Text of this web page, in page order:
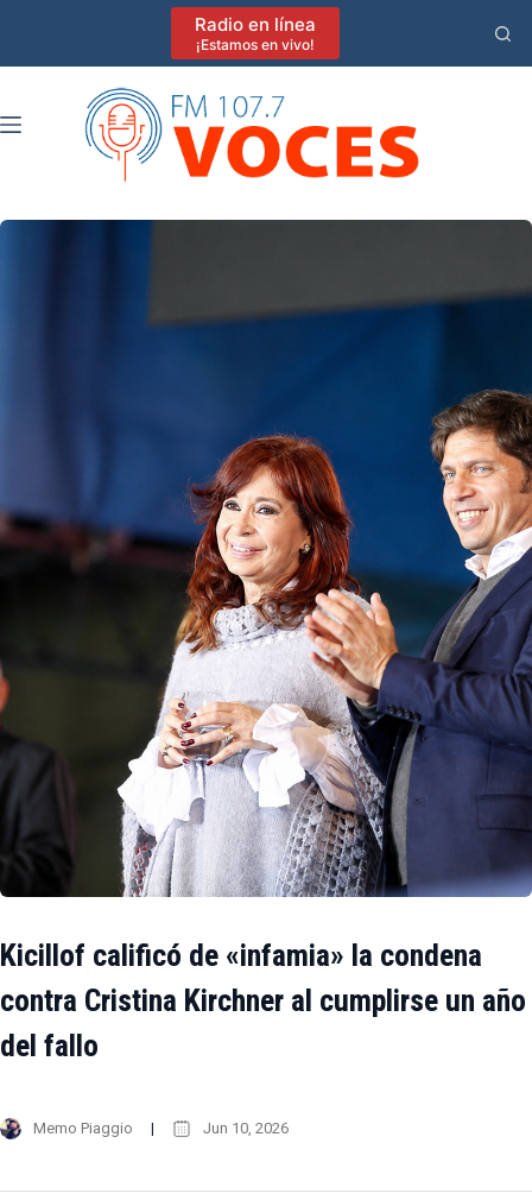
Radio en línea
¡Estamos en vivo!
Kicillof calificó de «infamia» la condena
contra Cristina Kirchner al cumplirse un año
del fallo
Memo Piaggio Jun 10, 2026